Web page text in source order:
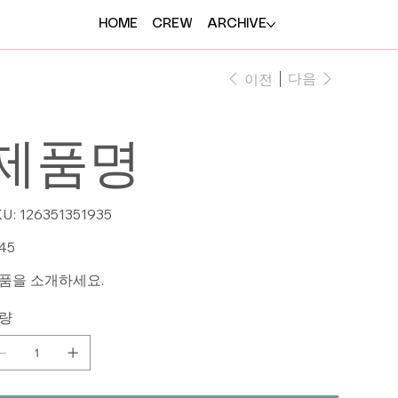
HOME CREW ARCHIVE
이전 다음
품명
SKU:
126351351935
126351351935
을 소개하세요.